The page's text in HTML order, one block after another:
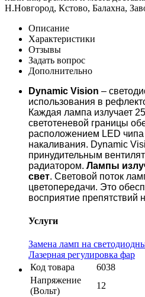
Н.Новгород, Кстово, Балахна,
Описание
Характеристики
Отзывы
Задать вопрос
Дополнительно
Dynamic Vision –
использования в
Каждая лампа излучает
светотеневой границы
расположением LED чипа
накаливания. Dynamic
принудительным
радиатором. Лампы
свет. Световой поток
цветопередачи. Это
восприятие препятствий
Услуги
Замена ламп на
Лазерная регулировка фар
Код товара
6038
Напряжение
(Вольт)
12